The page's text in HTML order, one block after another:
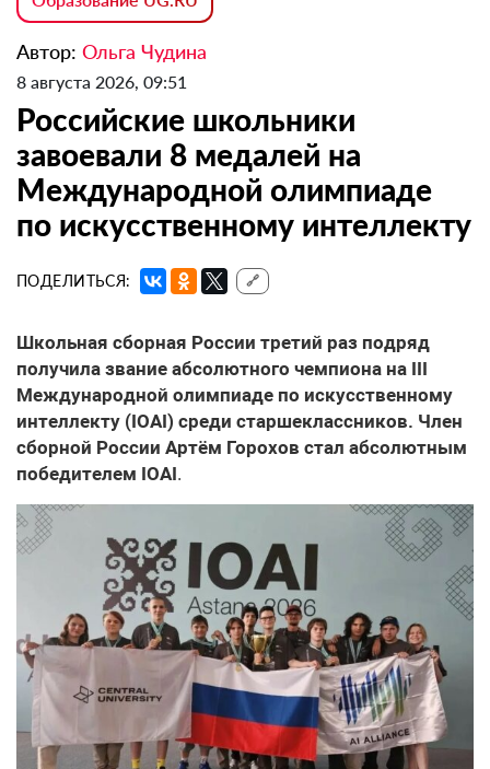
Автор: Ольга Чудина
8 августа 2026, 09:51
Российские школьники
завоевали 8 медалей на
Международной олимпиаде
по искусственному интеллекту
ПОДЕЛИТЬСЯ: 🔗
Школьная сборная России третий раз подряд
получила звание абсолютного чемпиона на III
Международной олимпиаде по искусственному
интеллекту (IOAI) среди старшеклассников. Член
сборной России Артём Горохов стал абсолютным
победителем IOAI.